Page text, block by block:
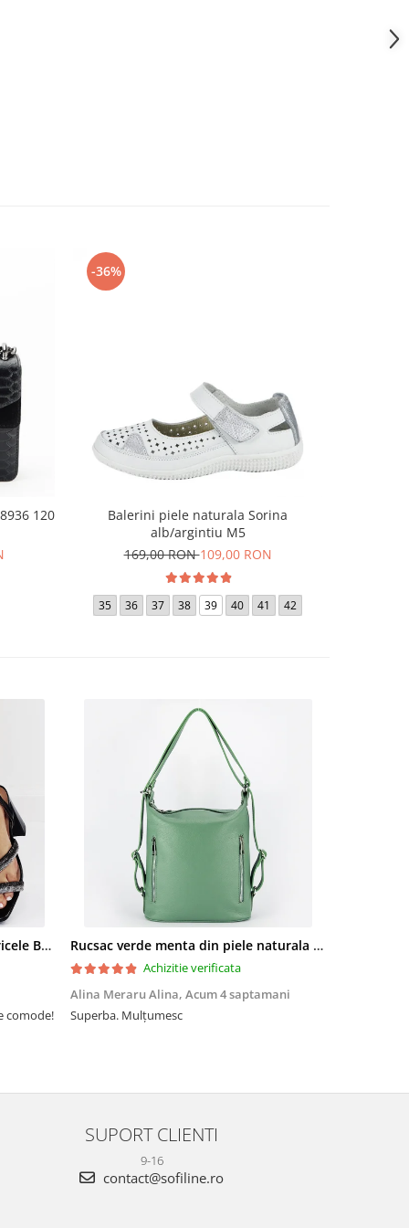
120
-36%
Balerini piele naturala Sorina
alb/argintiu M5
169,00 RON109,00 RON
35 36 37 38 39 40 41 42
Sandale elegante negre cu pietricele BZF8778 M12
comode!
Rucsac verde menta din piele naturala 2 in 1 Lucia 121
Achizitie verificata
Alina Meraru Alina, Acum 4 saptamani
Superba. Mulțumesc
SUPORT CLIENTI
9-16
contact@sofiline.ro